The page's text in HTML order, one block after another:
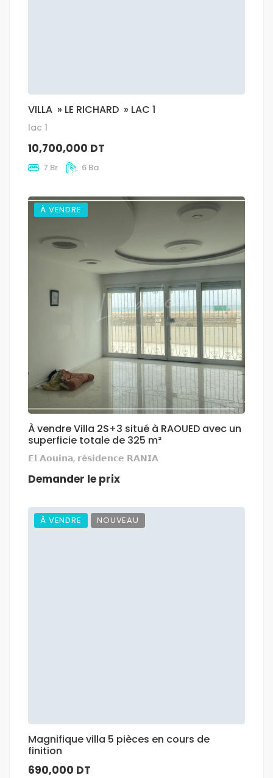
VILLA » LE RICHARD » LAC 1
lac 1
10,700,000 DT
7 Br 6 Ba
À VENDRE
À vendre Villa 2S+3 situé à RAOUED avec un
superficie totale de 325 m²
𝗘𝗹 𝗔𝗼𝘂𝗶𝗻𝗮, 𝗿é𝘀𝗶𝗱𝗲𝗻𝗰𝗲 𝗥𝗔𝗡𝗜𝗔
Demander le prix
À VENDRE NOUVEAU
Magnifique villa 5 pièces en cours de
finition
690,000 DT